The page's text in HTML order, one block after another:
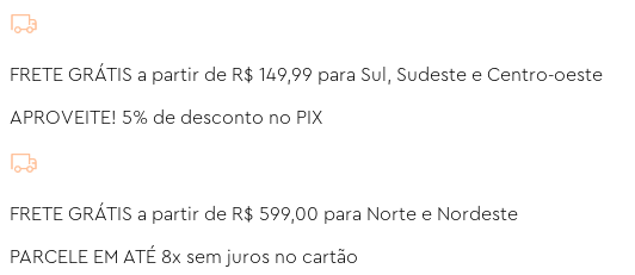
FRETE GRÁTIS a partir de R$ 149,99 para Sul, Sudeste e Centro-oeste
APROVEITE! 5% de desconto no PIX
FRETE GRÁTIS a partir de R$ 599,00 para Norte e Nordeste
PARCELE EM ATÉ 8x sem juros no cartão